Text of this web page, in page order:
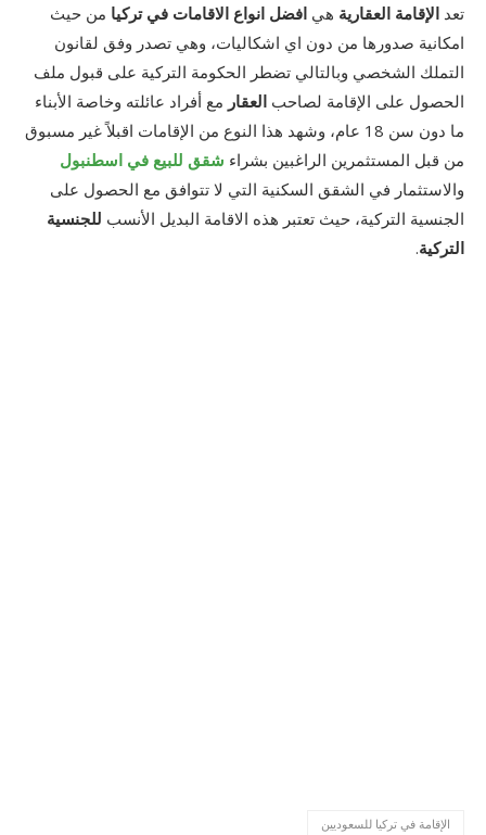
تعد الإقامة العقارية هي افضل انواع الاقامات في تركيا من حيث
امكانية صدورها من دون اي اشكاليات، وهي تصدر وفق لقانون
التملك الشخصي وبالتالي تضطر الحكومة التركية على قبول ملف
الحصول على الإقامة لصاحب العقار مع أفراد عائلته وخاصة الأبناء
ما دون سن 18 عام، وشهد هذا النوع من الإقامات اقبلاً غير مسبوق
من قبل المستثمرين الراغبين بشراء شقق للبيع في اسطنبول
والاستثمار في الشقق السكنية التي لا تتوافق مع الحصول على
الجنسية التركية، حيث تعتبر هذه الاقامة البديل الأنسب للجنسية
التركية.
الإقامة في تركيا للسعوديين